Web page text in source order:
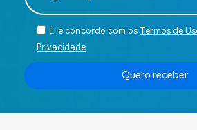
Li e concordo com os Termos de
Privacidade.
Quero receber